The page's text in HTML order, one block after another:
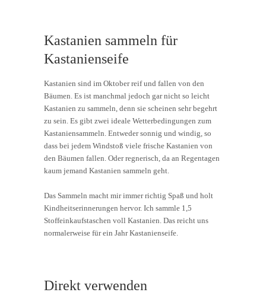
Kastanien sammeln für
Kastanienseife
Kastanien sind im Oktober reif und fallen von den
Bäumen. Es ist manchmal jedoch gar nicht so leicht
Kastanien zu sammeln, denn sie scheinen sehr begehrt
zu sein. Es gibt zwei ideale Wetterbedingungen zum
Kastaniensammeln. Entweder sonnig und windig, so
dass bei jedem Windstoß viele frische Kastanien von
den Bäumen fallen. Oder regnerisch, da an Regentagen
kaum jemand Kastanien sammeln geht.
Das Sammeln macht mir immer richtig Spaß und holt
Kindheitserinnerungen hervor. Ich sammle 1,5
Stoffeinkaufstaschen voll Kastanien. Das reicht uns
normalerweise für ein Jahr Kastanienseife.
Direkt verwenden